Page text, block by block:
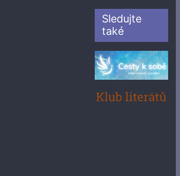
Sledujte
také